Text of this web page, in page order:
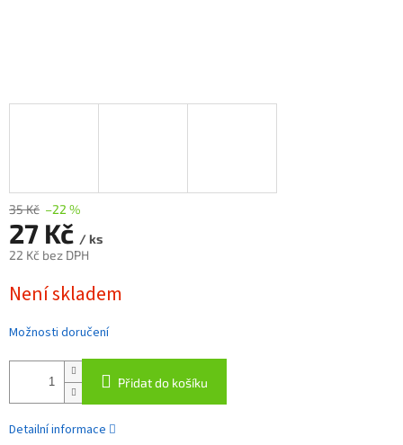
35 Kč –22 %
27 Kč / ks
22 Kč bez DPH
cena:
Není skladem
Možnosti doručení
Přidat do košíku
Detailní informace